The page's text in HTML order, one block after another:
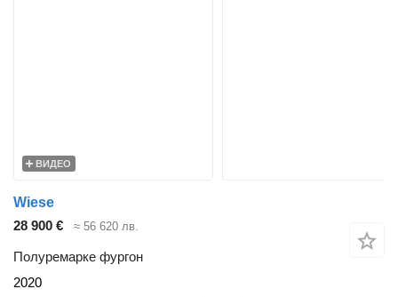
ВИДЕО
Wiese
28 900 €
≈ 56 620 лв.
Полуремарке фургон
2020